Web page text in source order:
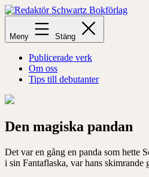
Hoppa
till
innehåll
Redaktör
Schwartz
Bokförlag
Meny Stäng
Publicerade verk
Om oss
Tips till debutanter
Den magiska pandan
Det var en gång en panda som hette
i sin Fantaflaska, var hans